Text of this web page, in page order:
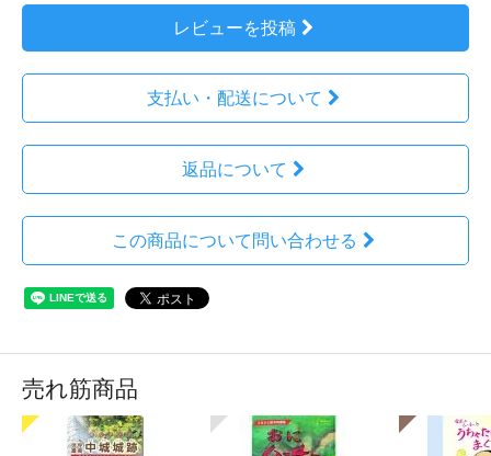
レビューを投稿
支払い・配送について
返品について
この商品について問い合わせる
売れ筋商品